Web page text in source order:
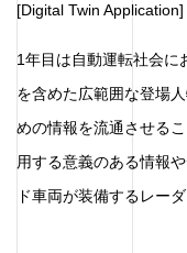
[Digital Twin Application]
1年目は自動運転社会に
を含めた広範囲な登場
めの情報を流通させる
用する意義のある情報
ド車両が装備するレー